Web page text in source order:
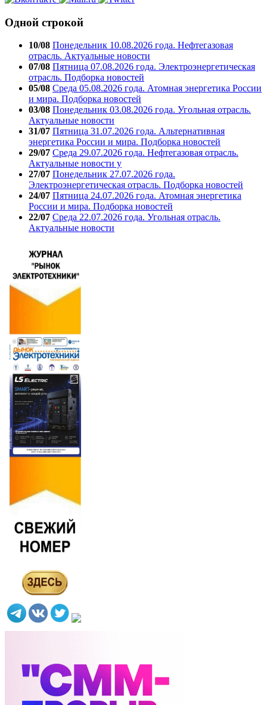
Одной строкой
10/08 Понедельник 10.08.2026 года. Нефтегазовая
отрасль. Актуальные новости
07/08 Пятница 07.08.2026 года. Электроэнергетическая
отрасль. Подборка новостей
05/08 Среда 05.08.2026 года. Атомная энергетика России
и мира. Подборка новостей
03/08 Понедельник 03.08.2026 года. Угольная отрасль.
Актуальные новости
31/07 Пятница 31.07.2026 года. Альтернативная
энергетика России и мира. Подборка новостей
29/07 Среда 29.07.2026 года. Нефтегазовая отрасль.
Актуальные новости у
27/07 Понедельник 27.07.2026 года.
Электроэнергетическая отрасль. Подборка новостей
24/07 Пятница 24.07.2026 года. Атомная энергетика
России и мира. Подборка новостей
22/07 Среда 22.07.2026 года. Угольная отрасль.
Актуальные новости